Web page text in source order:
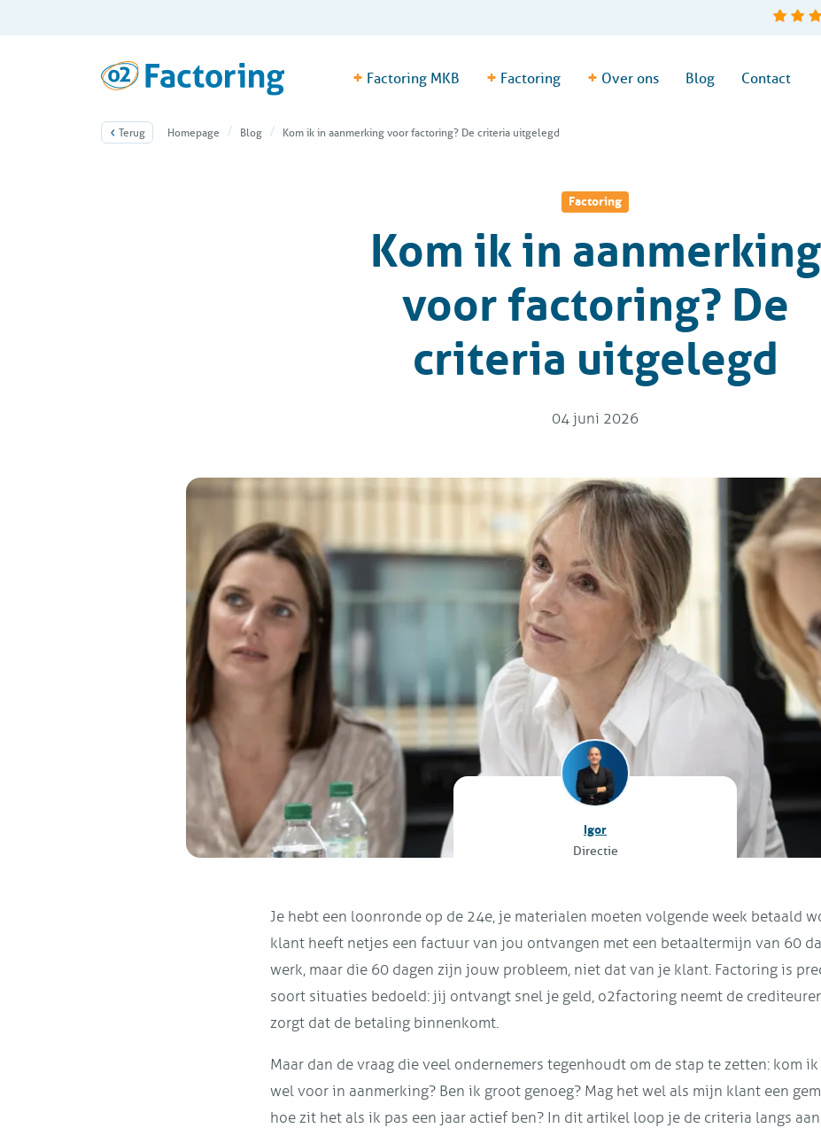
+ Factoring MKB + Factoring + Over ons Blog Contact
Terug Homepage Blog Kom ik in aanmerking voor factoring? De criteria uitgelegd
Factoring
Kom ik in aanmerking
voor factoring? De
criteria uitgelegd
04 juni 2026
Igor
Directie
Je hebt een loonronde op de 24e, je materialen moeten volgende week betaald
klant heeft netjes een factuur van jou ontvangen met een betaaltermijn van 60
werk, maar die 60 dagen zijn jouw probleem, niet dat van je klant. Factoring is
soort situaties bedoeld: jij ontvangt snel je geld, o2factoring neemt de
zorgt dat de betaling binnenkomt.
Maar dan de vraag die veel ondernemers tegenhoudt om de stap te zetten: kom
wel voor in aanmerking? Ben ik groot genoeg? Mag het wel als mijn klant een
hoe zit het als ik pas een jaar actief ben? In dit artikel loop je de criteria langs